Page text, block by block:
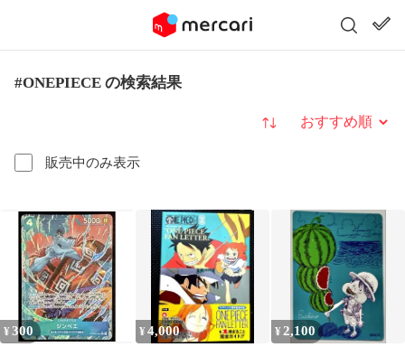
#ONEPIECE の検索結果
販売中のみ表示
並び替え
¥ 300 ¥4,000 ¥ 2,100